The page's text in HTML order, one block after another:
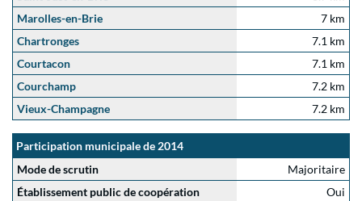
Marolles-en-Brie
7 km
Chartronges
7.1 km
Courtacon
7.1 km
Courchamp
7.2 km
Vieux-Champagne
7.2 km
Participation municipale de 2014
Mode de scrutin
Majoritaire
Établissement public de coopération
Oui